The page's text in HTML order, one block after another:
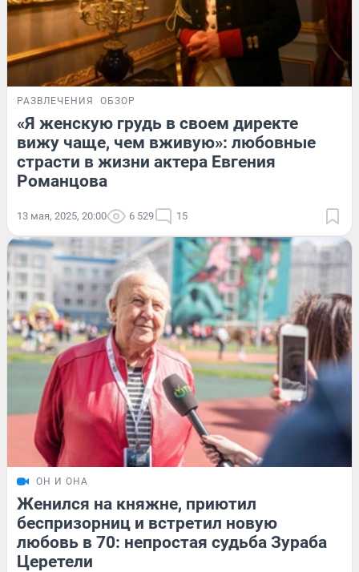
РАЗВЛЕЧЕНИЯ ОБЗОР
«Я женскую грудь в своем директе
вижу чаще, чем вживую»: любовные
страсти в жизни актера Евгения
Романцова
13 мая, 2025, 20:00 6 529 15
ОН И ОНА
Женился на княжне, приютил
беспризорниц и встретил новую
любовь в 70: непростая судьба Зураба
Церетели